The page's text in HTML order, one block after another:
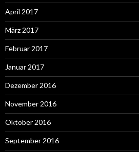
April 2017
März 2017
Februar 2017
Januar 2017
Dezember 2016
November 2016
Oktober 2016
September 2016